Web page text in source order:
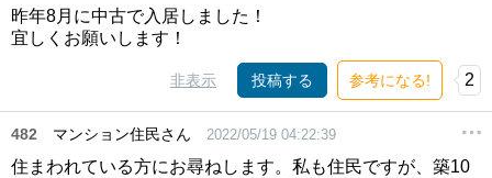
昨年8月に中古で入居しました！
宜しくお願いします！
非表示 投稿する 参考になる! 2
482 マンション住民さん 2022/05/19 04:22:39
住まわれている方にお尋ねします。私も住民ですが、築10